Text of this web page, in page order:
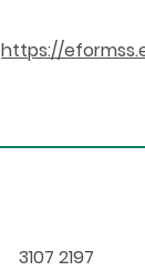
https://
3107 2197